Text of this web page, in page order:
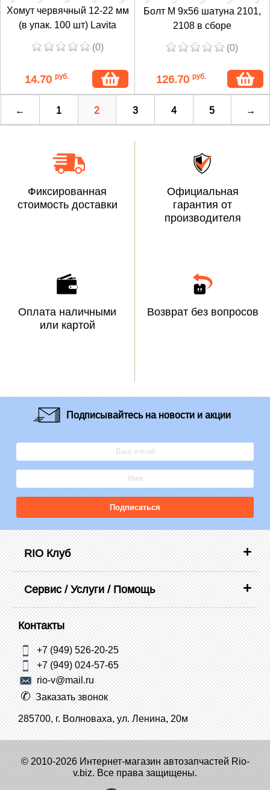
Хомут червячный 12-22 мм
(в упак. 100 шт) Lavita
(0)
14.70 руб.
Болт М 9х56 шатуна 2101,
2108 в сборе
(0)
126.70 руб.
← 1 2 3 4 5 →
Фиксированная
стоимость доставки
Официальная
гарантия от
производителя
Оплата наличными
или картой
Возврат без вопросов
Подписывайтесьна новости и акции
Подписаться
RIO Клуб
Сервис / Услуги / Помощь
Контакты
+7 (949) 526-20-25
+7 (949) 024-57-65
rio-v@mail.ru
Заказать звонок
285700, г. Волноваха, ул. Ленина, 20м
© 2010-2026 Интернет-магазин автозапчастей Rio-
v.biz. Все права защищены.